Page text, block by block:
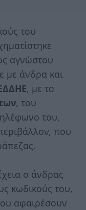
του
αγνώστου
με άνδρα και
, με το
, του
του,
που
ο άνδρας
κωδικούς του,
αφαιρέσουν